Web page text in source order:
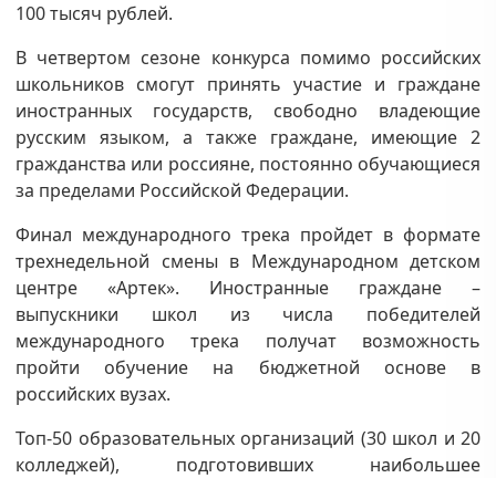
100 тысяч рублей.
В четвертом сезоне конкурса помимо российских
школьников смогут принять участие и граждане
иностранных государств, свободно владеющие
русским языком, а также граждане, имеющие 2
гражданства или россияне, постоянно обучающиеся
за пределами Российской Федерации.
Финал международного трека пройдет в формате
трехнедельной смены в Международном детском
центре «Артек». Иностранные граждане –
выпускники школ из числа победителей
международного трека получат возможность
пройти обучение на бюджетной основе в
российских вузах.
Топ-50 образовательных организаций (30 школ и 20
колледжей), подготовивших наибольшее